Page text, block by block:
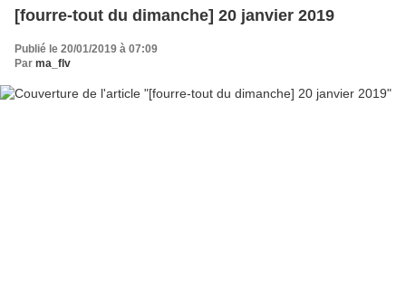
[fourre-tout du dimanche] 20 janvier 2019
Publié le 20/01/2019 à 07:09
Par ma_flv